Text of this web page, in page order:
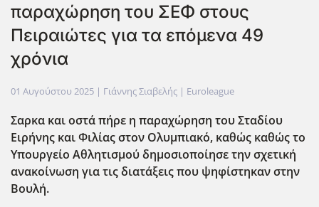
παραχώρηση του ΣΕΦ στους
Πειραιώτες για τα επόμενα 49
χρόνια
01 Αυγούστου 2025 | Γιάννης Σιαβελής | Euroleague
Σαρκα και οστά πήρε η παραχώρηση του Σταδίου
Ειρήνης και Φιλίας στον Ολυμπιακό, καθώς καθώς το
Υπουργείο Αθλητισμού δημοσιοποίησε την σχετική
ανακοίνωση για τις διατάξεις που ψηφίστηκαν στην
Βουλή.